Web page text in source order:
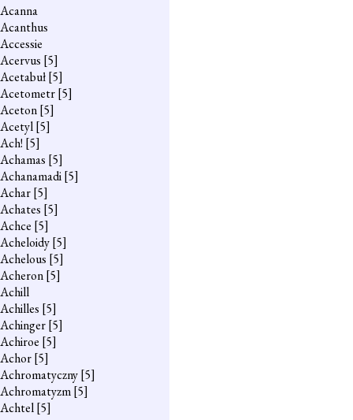
Acanna
Acanthus
Accessie
Acervus [5]
Acetabuł[5]
Acetometr[5]
Aceton[5]
Acetyl[5]
Ach! [5]
Achamas [5]
Achanamadi[5]
Achar[5]
Achates [5]
Achce [5]
Acheloidy[5]
Achelous [5]
Acheron[5]
Achill
Achilles [5]
Achinger[5]
Achiroe [5]
Achor[5]
Achromatyczny[5]
Achromatyzm[5]
Achtel[5]